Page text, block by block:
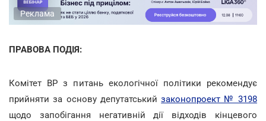
Реклама
ПРАВОВА ПОДІЯ:
Комітет ВР з питань екологічної політики рекомендує
прийняти за основу депутатськийзаконопроект № 3198
щодо запобігання негативній дії відходів кінцевого